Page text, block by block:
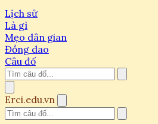
Lịch sử
Là gì
Mẹo dân gian
Đồng dao
Câu đố
Erci.edu.vn